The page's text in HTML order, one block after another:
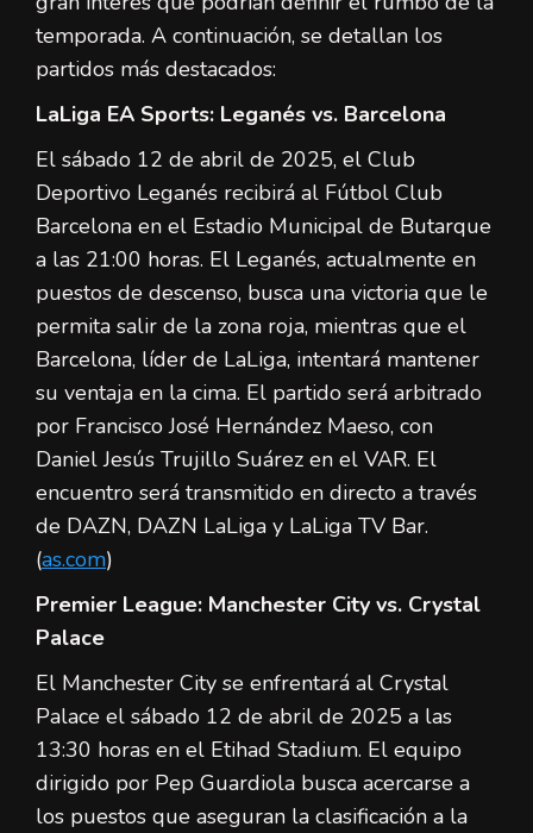
temporada. A continuación, se detallan los
partidos más destacados:
LaLiga EA Sports: Leganés vs. Barcelona
El sábado 12 de abril de 2025, el Club
Deportivo Leganés recibirá al Fútbol Club
Barcelona en el Estadio Municipal de Butarque
a las 21:00 horas. El Leganés, actualmente en
puestos de descenso, busca una victoria que le
permita salir de la zona roja, mientras que el
Barcelona, líder de LaLiga, intentará mantener
su ventaja en la cima. El partido será arbitrado
por Francisco José Hernández Maeso, con
Daniel Jesús Trujillo Suárez en el VAR. El
encuentro será transmitido en directo a través
de DAZN, DAZN LaLiga y LaLiga TV Bar.
(as.com)
Premier League: Manchester City vs. Crystal
Palace
El Manchester City se enfrentará al Crystal
Palace el sábado 12 de abril de 2025 a las
13:30 horas en el Etihad Stadium. El equipo
dirigido por Pep Guardiola busca acercarse a
los puestos que aseguran la clasificación a la